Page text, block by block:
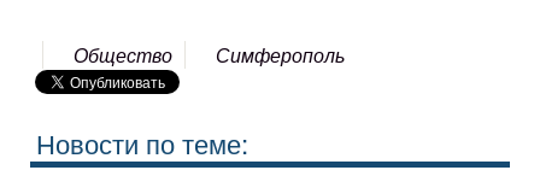
Общество Симферополь
Новости по теме: